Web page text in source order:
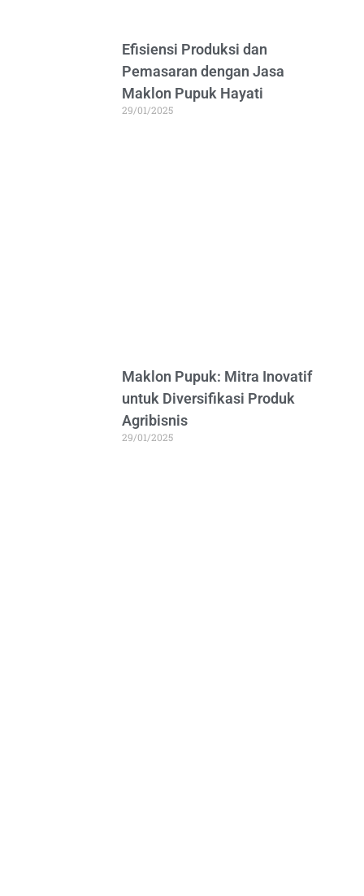
Efisiensi Produksi dan
Pemasaran dengan Jasa
Maklon Pupuk Hayati
29/01/2025
Maklon Pupuk: Mitra Inovatif
untuk Diversifikasi Produk
Agribisnis
29/01/2025